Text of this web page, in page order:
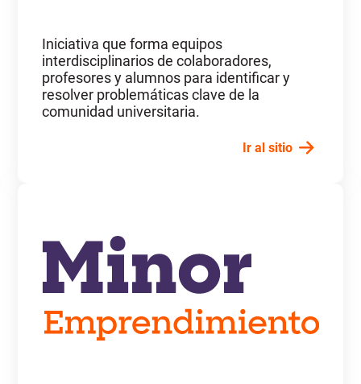
Iniciativa que forma equipos
interdisciplinarios de colaboradores,
profesores y alumnos para identificar y
resolver problemáticas clave de la
comunidad universitaria.
Ir al sitio